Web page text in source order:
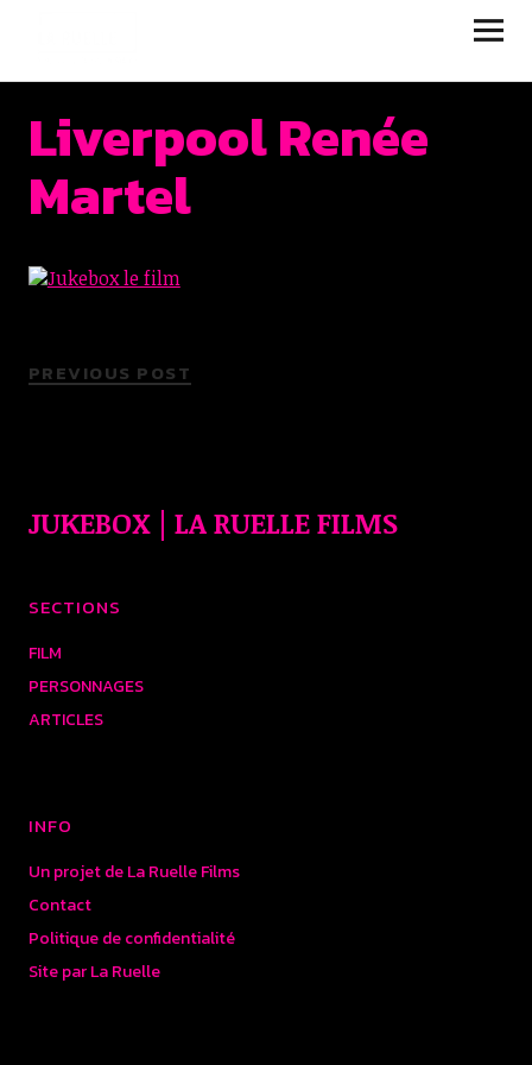
Liverpool Renée
Martel
PREVIOUS POST
JUKEBOX | LA RUELLE FILMS
SECTIONS
FILM
PERSONNAGES
ARTICLES
INFO
Un projet de La Ruelle Films
Contact
Politique de confidentialité
Site par La Ruelle